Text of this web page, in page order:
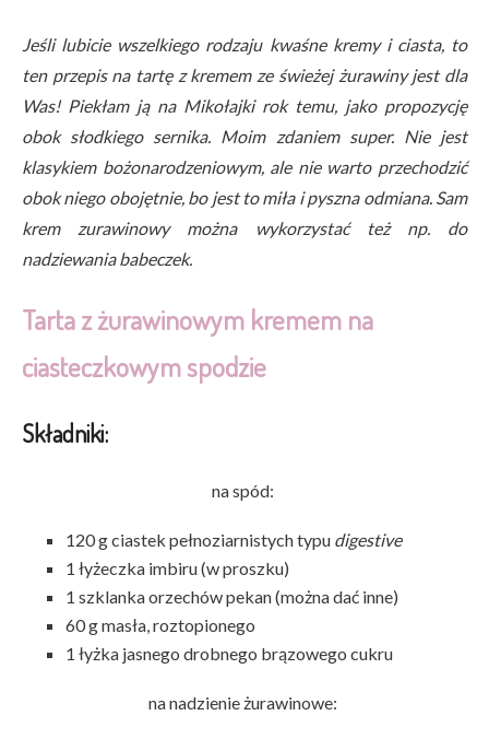
Jeśli lubicie wszelkiego rodzaju kwaśne kremy i ciasta, to
ten przepis na tartę z kremem ze świeżej żurawiny jest dla
Was! Piekłam ją na Mikołajki rok temu, jako propozycję
obok słodkiego sernika. Moim zdaniem super. Nie jest
klasykiem bożonarodzeniowym, ale nie warto przechodzić
obok niego obojętnie, bo jest to miła i pyszna odmiana. Sam
krem zurawinowy można wykorzystać też np. do
nadziewania babeczek.
Tarta z żurawinowym kremem na
ciasteczkowym spodzie
Składniki:
na spód:
120 g ciastek pełnoziarnistych typu digestive
1 łyżeczka imbiru (w proszku)
1 szklanka orzechów pekan (można dać inne)
60 g masła, roztopionego
1 łyżka jasnego drobnego brązowego cukru
na nadzienie żurawinowe: